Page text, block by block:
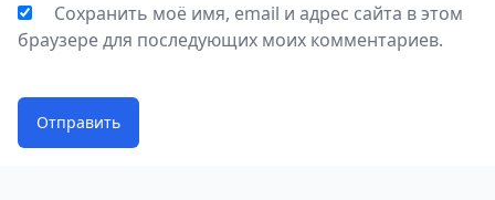
Сохранить моё имя, email и адрес сайта в этом
браузере для последующих моих комментариев.
Отправить